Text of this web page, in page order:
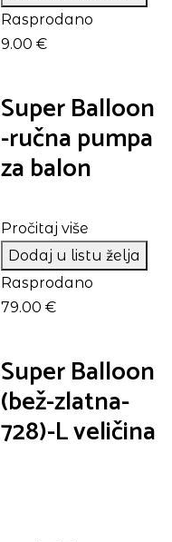
Rasprodano
9.00 €
Super Balloon
-ručna pumpa
za balon
Pročitaj više
Dodaj u listu želja
Rasprodano
79.00 €
Super Balloon
(bež-zlatna-
728)-L veličina